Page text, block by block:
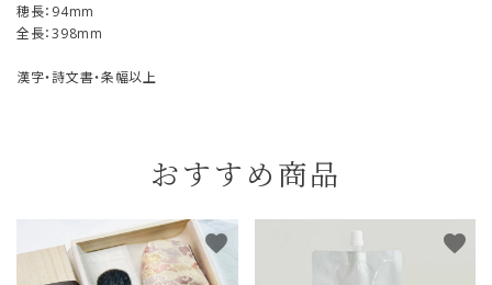
穂長：94mm
全長：398mm
漢字・詩文書・条幅以上
おすすめ商品
favorite favorite